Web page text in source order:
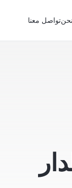
تواصل معنا